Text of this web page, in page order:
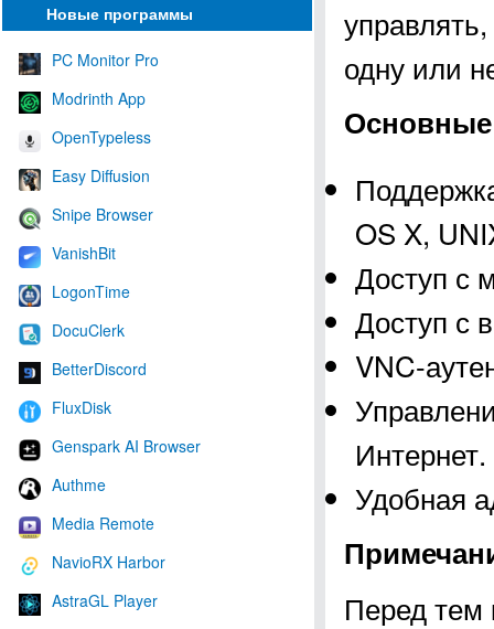
Новые программы
PC Monitor Pro
Modrinth App
OpenTypeless
Easy Diffusion
Snipe Browser
VanishBit
LogonTime
DocuClerk
BetterDiscord
FluxDisk
Genspark AI Browser
Authme
Media Remote
NavioRX Harbor
AstraGL Player
одну или
Основные
OS X,
Доступ с
Доступ с
VNC-
Интернет.
Удобная
Перед тем